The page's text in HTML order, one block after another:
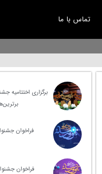
تماس با ما
برگزاری اختتامیه
فراخوان
فراخوان